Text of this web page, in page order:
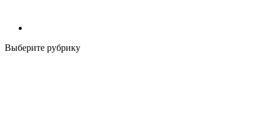
Выберите рубрику